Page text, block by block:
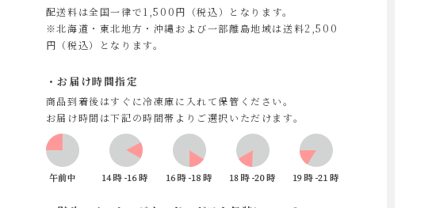
配送料は全国一律で1,500円（税込）となります。
※北海道・東北地方・沖縄および一部離島地域は送料2,500
円（税込）となります。
お届け時間指定
商品到着後はすぐに冷凍庫に入れて保管ください。
お届け時間は下記の時間帯よりご選択いただけます。